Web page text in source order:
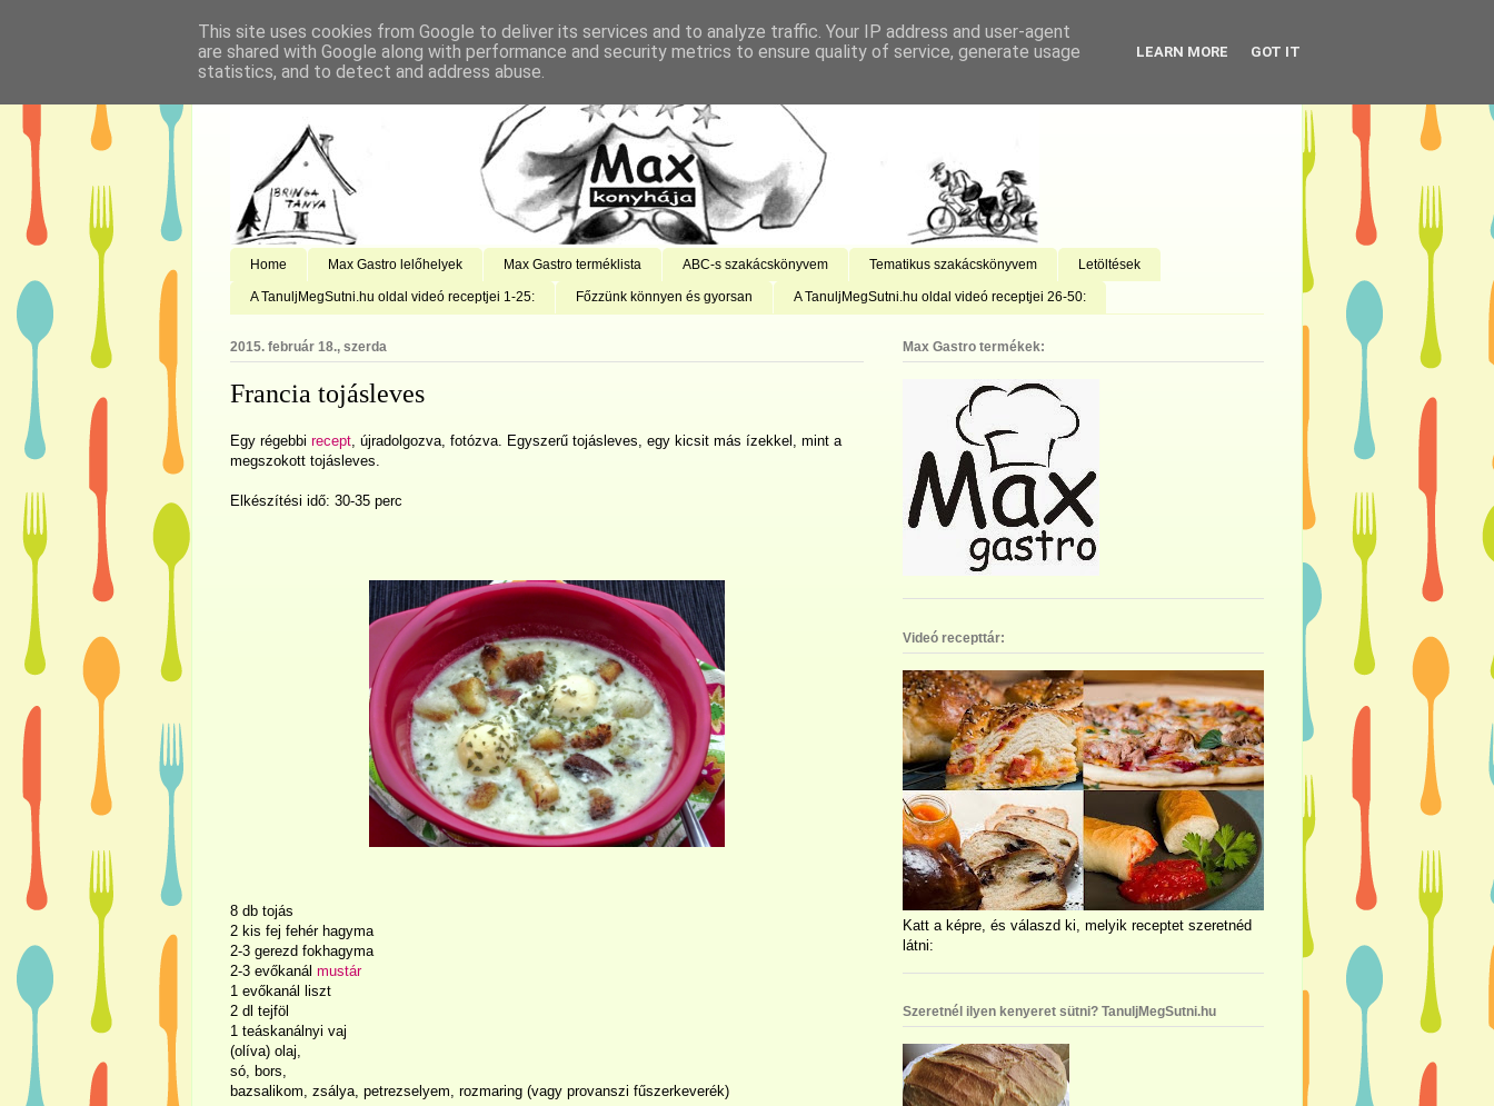
Home Max Gastro lelőhelyek Max Gastro terméklista ABC-s szakácskönyvem Tematikus szakácskönyvem Letöltések
A TanuljMegSutni.hu oldal videó receptjei 1-25: Főzzünk könnyen és gyorsan A TanuljMegSutni.hu oldal videó receptjei 26-50:
2015. február 18., szerda
Francia tojásleves
Egy régebbi recept , újradolgozva, fotózva. Egyszerű tojásleves, egy kicsit más ízekkel, mint a
megszokott tojásleves.
Elkészítési idő: 30-35 perc
8 db tojás
2 kis fej fehér hagyma
2-3 gerezd fokhagyma
2-3 evőkanál mustár
1 evőkanál liszt
2 dl tejföl
1 teáskanálnyi vaj
(olíva) olaj,
só, bors,
bazsalikom, zsálya, petrezselyem, rozmaring (vagy provanszi fűszerkeverék)
Max Gastro termékek:
Videó recepttár:
Katt a képre, és válaszd ki, melyik receptet szeretnéd
látni:
Szeretnél ilyen kenyeret sütni? TanuljMegSutni.hu
This site uses cookies from Google to deliver its services and to analyze traffic. Your IP address and user-agent
are shared with Google along with performance and security metrics to ensure quality of service, generate usage
statistics, and to detect and address abuse.
LEARN MORE GOT IT